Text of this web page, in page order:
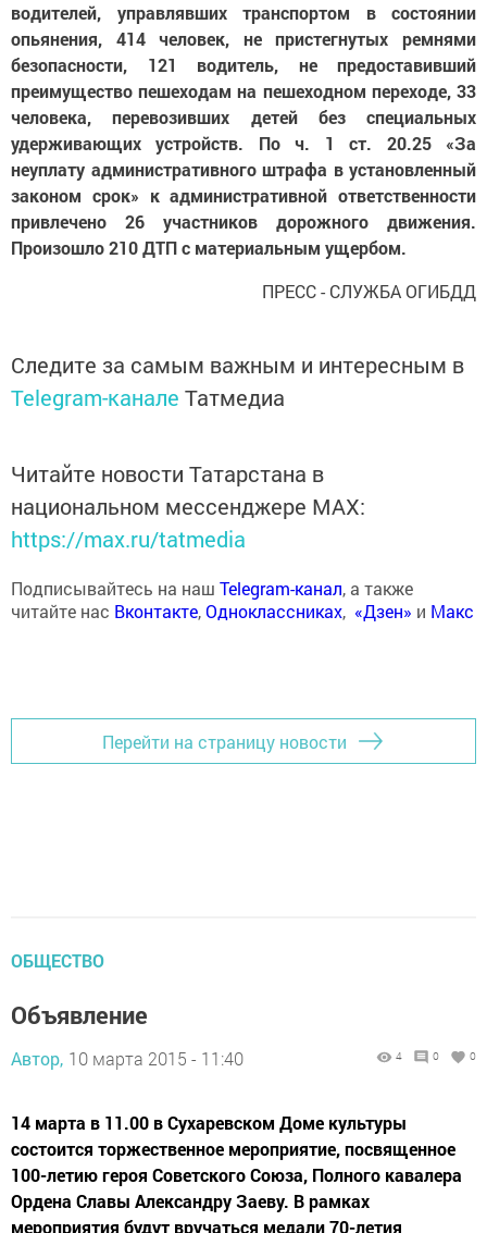
водителей, управлявших транспортом в состоянии
опьянения, 414 человек, не пристегнутых ремнями
безопасности, 121 водитель, не предоставивший
преимущество пешеходам на пешеходном переходе, 33
человека, перевозивших детей без специальных
удерживающих устройств. По ч. 1 ст. 20.25 «За
неуплату административного штрафа в установленный
законом срок» к административной ответственности
привлечено 26 участников дорожного движения.
Произошло 210 ДТП с материальным ущербом.
ПРЕСС - СЛУЖБА ОГИБДД
Следите за самым важным и интересным в
Telegram-канале Татмедиа
Читайте новости Татарстана в
национальном мессенджере MАХ:
https://max.ru/tatmedia
Подписывайтесь на наш Telegram-канал, а также
читайте нас Вконтакте,Одноклассниках, «Дзен» и Макс
Перейти на страницу новости
ОБЩЕСТВО
Объявление
Автор, 10 марта 2015 - 11:40 4 0 0
14 марта в 11.00 в Сухаревском Доме культуры
состоится торжественное мероприятие, посвященное
100-летию героя Советского Союза, Полного кавалера
Ордена Славы Александру Заеву. В рамках
мероприятия будут вручаться медали 70-летия